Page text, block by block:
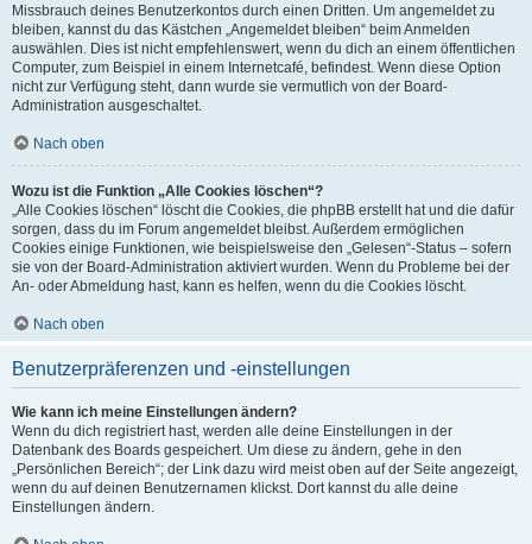
Missbrauch deines Benutzerkontos durch einen Dritten. Um angemeldet zu
bleiben, kannst du das Kästchen „Angemeldet bleiben“ beim Anmelden
auswählen. Dies ist nicht empfehlenswert, wenn du dich an einem öffentlichen
Computer, zum Beispiel in einem Internetcafé, befindest. Wenn diese Option
nicht zur Verfügung steht, dann wurde sie vermutlich von der Board-
Administration ausgeschaltet.
Nach oben
Wozu ist die Funktion „Alle Cookies löschen“?
„Alle Cookies löschen“ löscht die Cookies, die phpBB erstellt hat und die dafür
sorgen, dass du im Forum angemeldet bleibst. Außerdem ermöglichen
Cookies einige Funktionen, wie beispielsweise den „Gelesen“-Status – sofern
sie von der Board-Administration aktiviert wurden. Wenn du Probleme bei der
An- oder Abmeldung hast, kann es helfen, wenn du die Cookies löscht.
Nach oben
Benutzerpräferenzen und -einstellungen
Wie kann ich meine Einstellungen ändern?
Wenn du dich registriert hast, werden alle deine Einstellungen in der
Datenbank des Boards gespeichert. Um diese zu ändern, gehe in den
„Persönlichen Bereich“; der Link dazu wird meist oben auf der Seite angezeigt,
wenn du auf deinen Benutzernamen klickst. Dort kannst du alle deine
Einstellungen ändern.